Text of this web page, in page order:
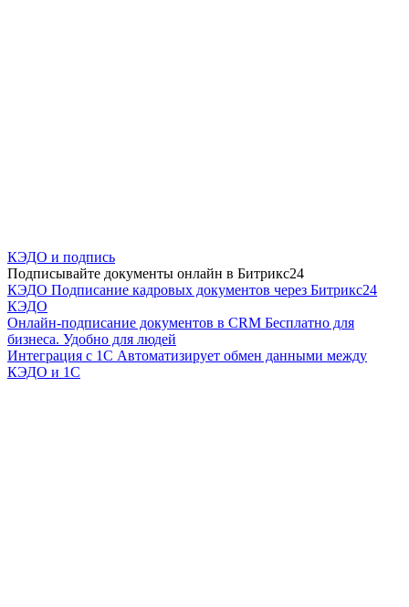
КЭДО и подпись
Подписывайте документы онлайн в Битрикс24
КЭДО Подписание кадровых документов через Битрикс24
КЭДО
Онлайн-подписание документов в CRM Бесплатно для
бизнеса. Удобно для людей
Интеграция с 1С Автоматизирует обмен данными между
КЭДО и 1С